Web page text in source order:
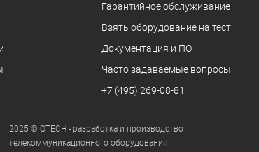
Гарантийное обслуживание
Взять оборудование на тест
Документация и ПО
Часто задаваемые вопросы
+7 (495) 269-08-81
2025 © QTECH - разработка и производство
телекоммуникационного оборудования